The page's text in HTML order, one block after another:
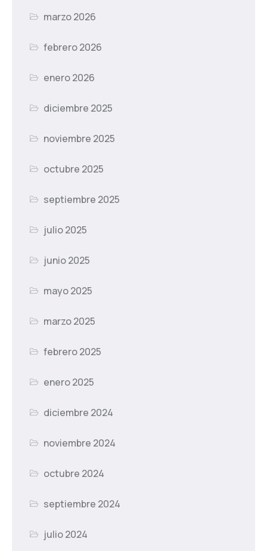
marzo 2026
febrero 2026
enero 2026
diciembre 2025
noviembre 2025
octubre 2025
septiembre 2025
julio 2025
junio 2025
mayo 2025
marzo 2025
febrero 2025
enero 2025
diciembre 2024
noviembre 2024
octubre 2024
septiembre 2024
julio 2024